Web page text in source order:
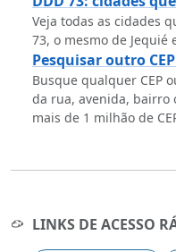
Veja todas as cidades
73, o mesmo de Jequié
Pesquisar outro
Busque qualquer CEP
da rua, avenida, bairro
mais de 1 milhão de
LINKS DE ACESSO